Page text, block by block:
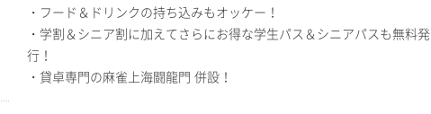
・フード＆ドリンクの持ち込みもオッケー！
・学割＆シニア割に加えてさらにお得な学生パス＆シニアパスも無料発
行！
・貸卓専門の麻雀上海闘龍門 併設！